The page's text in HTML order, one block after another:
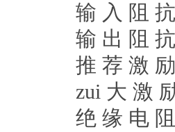
输 入 阻
输 出 阻
推 荐 激
zui 大 激
绝 缘 电